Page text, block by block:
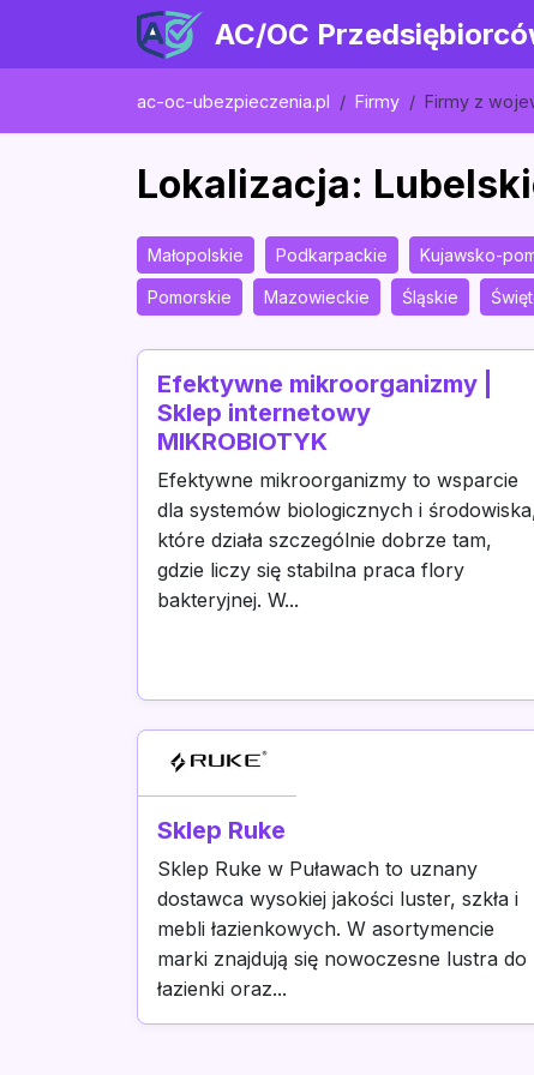
AC/OC
ac-oc-ubezpieczenia.pl Firmy Firmy z
Lokalizacja:
Małopolskie Podkarpackie Kujawsko-
Pomorskie Mazowieckie Śląskie
Efektywne mikroorganizmy |
Sklep internetowy
MIKROBIOTYK
Efektywne mikroorganizmy to wsparcie
dla systemów biologicznych i
które działa szczególnie dobrze tam,
gdzie liczy się stabilna praca flory
bakteryjnej. W...
Sklep Ruke
Sklep Ruke w Puławach to uznany
dostawca wysokiej jakości luster, szkła i
mebli łazienkowych. W asortymencie
marki znajdują się nowoczesne lustra do
łazienki oraz...